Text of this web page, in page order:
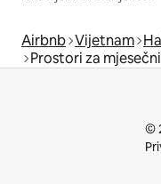
Airbnb Vijetnam
Prostori za
©